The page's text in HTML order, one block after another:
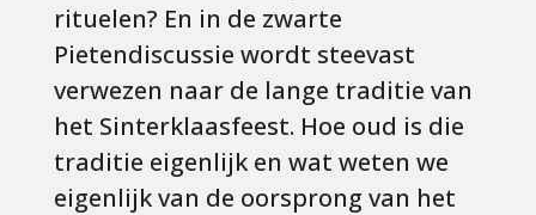
rituelen? En in de zwarte
Pietendiscussie wordt steevast
verwezen naar de lange traditie van
het Sinterklaasfeest. Hoe oud is die
traditie eigenlijk en wat weten we
eigenlijk van de oorsprong van het